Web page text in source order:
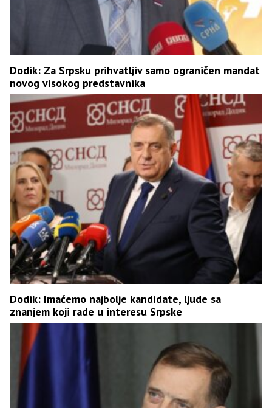
Dodik: Za Srpsku prihvatljiv samo ograničen mandat
novog visokog predstavnika
Dodik: Imaćemo najbolje kandidate, ljude sa
znanjem koji rade u interesu Srpske